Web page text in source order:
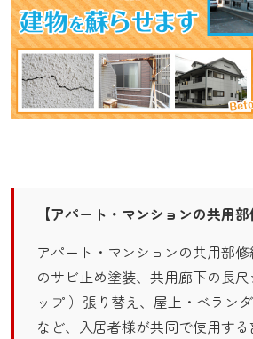
【アパート・マンションの共用部
アパート・マンションの共用部
のサビ止め塗装、共用廊下の長
ップ ）張り替え、屋上・ベラン
など、入居者様が共同で使用す